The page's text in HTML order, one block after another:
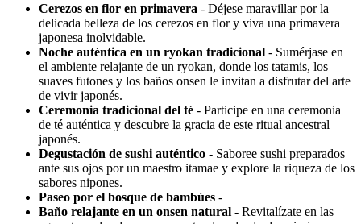
Cerezos en flor en primavera - Déjese maravillar por la
delicada belleza de los cerezos en flor y viva una primavera
japonesa inolvidable.
Noche auténtica en un ryokan tradicional - Sumérjase en
el ambiente relajante de un ryokan, donde los tatamis, los
suaves futones y los baños onsen le invitan a disfrutar del arte
de vivir japonés.
Ceremonia tradicional del té - Participe en una ceremonia
de té auténtica y descubre la gracia de este ritual ancestral
japonés.
Degustación de sushi auténtico - Saboree sushi preparados
ante sus ojos por un maestro itamae y explore la riqueza de los
sabores nipones.
Paseo por el bosque de bambúes -
Baño relajante en un onsen natural - Revitalízate en las